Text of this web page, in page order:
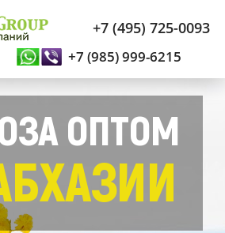
+7 (495) 725-0093
+7 (985) 999-6215
ОПТОМ